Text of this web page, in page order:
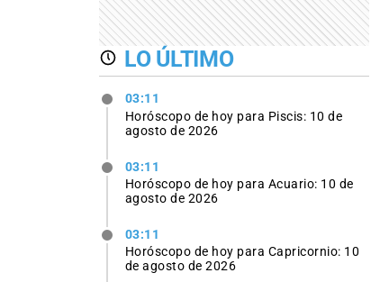
LO ÚLTIMO
03:11
Horóscopo de hoy para Piscis: 10 de
agosto de 2026
03:11
Horóscopo de hoy para Acuario: 10 de
agosto de 2026
03:11
Horóscopo de hoy para Capricornio: 10
de agosto de 2026